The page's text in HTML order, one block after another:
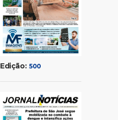
Edição: 500